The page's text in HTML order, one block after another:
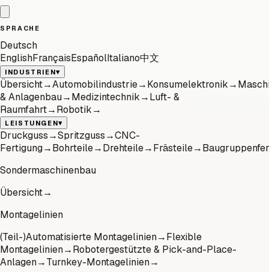
SPRACHE
Deutsch
EnglishFrançaisEspañolItaliano中文
INDUSTRIEN▾
Übersicht→Automobilindustrie→Konsumelektronik→
& Anlagenbau→Medizintechnik→Luft- &
Raumfahrt→Robotik→
LEISTUNGEN▾
Druckguss→Spritzguss→CNC-
Fertigung→Bohrteile→Drehteile→Frästeile→
Sondermaschinenbau
Übersicht→
Montagelinien
(Teil-)Automatisierte Montagelinien→Flexible
Montagelinien→Robotergestützte & Pick-and-Place-
Anlagen→Turnkey-Montagelinien→